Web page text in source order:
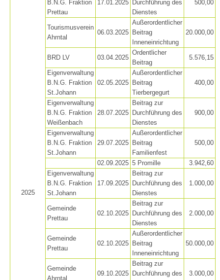
Vereinsgeschichte
Bergrettungsstellen
2025
B.N.G. Fraktion
Prettau
17.01.2025 Durchführung des
Dienstes
500,00
Tourismusverein
Ahrntal
06.03.2025
Außerordentlicher
Beitrag
Inneneinrichtung
20.000,00
BRD LV 03.04.2025
Ordentlicher
Beitrag
5.576,15
Eigenverwaltung
B.N.G. Fraktion
St.Johann
02.05.2025
Außerordentlicher
Beitrag
Tierbergegurt
400,00
Eigenverwaltung
B.N.G. Fraktion
Weißenbach
28.07.2025
Beitrag zur
Durchführung des
Dienstes
900,00
Eigenverwaltung
B.N.G. Fraktion
St.Johann
29.07.2025
Außerordentlicher
Beitrag
Familienfest
500,00
02.09.2025 5 Promille
3.942,60
Eigenverwaltung
B.N.G. Fraktion
St.Johann
17.09.2025
Beitrag zur
Durchführung des
Dienstes
1.000,00
Gemeinde
Prettau
02.10.2025
Beitrag zur
Durchführung des
Dienstes
2.000,00
Gemeinde
Prettau
02.10.2025
Außerordentlicher
Beitrag
Inneneinrichtung
50.000,00
Gemeinde
Ahrntal
09.10.2025
Beitrag zur
Durchführung des
3.000,00